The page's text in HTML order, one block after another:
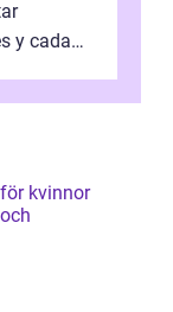
y cada
kvinnor